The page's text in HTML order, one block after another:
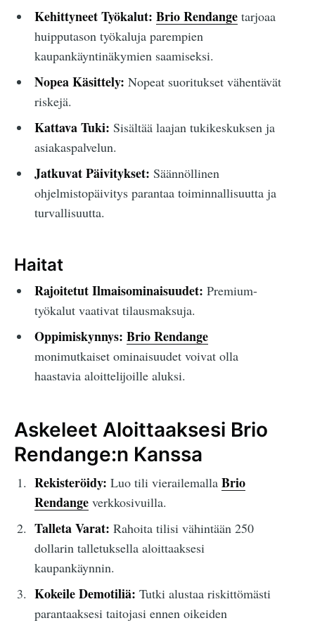
Kehittyneet Työkalut: Brio Rendangetarjoaa
huipputason työkaluja parempien
kaupankäyntinäkymien saamiseksi.
Nopea Käsittely: Nopeat suoritukset vähentävät
riskejä.
Kattava Tuki: Sisältää laajan tukikeskuksen ja
asiakaspalvelun.
Jatkuvat Päivitykset: Säännöllinen
ohjelmistopäivitys parantaa toiminnallisuutta ja
turvallisuutta.
Haitat
Rajoitetut Ilmaisominaisuudet: Premium-
työkalut vaativat tilausmaksuja.
Oppimiskynnys: Brio Rendange
monimutkaiset ominaisuudet voivat olla
haastavia aloittelijoille aluksi.
Askeleet Aloittaaksesi Brio
Rendange:n Kanssa
Rekisteröidy: Luo tili vierailemalla Brio
Rendangeverkkosivuilla.
Talleta Varat: Rahoita tilisi vähintään 250
dollarin talletuksella aloittaaksesi
kaupankäynnin.
Kokeile Demotiliä: Tutki alustaa riskittömästi
parantaaksesi taitojasi ennen oikeiden